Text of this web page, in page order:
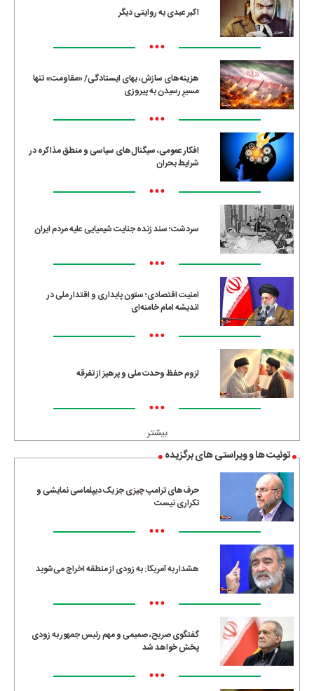
اکبر عبدی به روایتی دیگر
•••
هزینه‌های سازش، بهای ایستادگی/ «مقاومت» تنها
مسیرِ رسیدن به پیروزی
•••
افکار عمومی، سیگنال‌های سیاسی و منطق مذاکره در
شرایط بحران
•••
سردشت؛ سند زنده جنایت شیمیایی علیه مردم ایران
•••
امنیت اقتصادی؛ ستون پایداری و اقتدار ملی در
اندیشه امام خامنه‌ای
•••
لزوم حفظ وحدت ملی و پرهیز از تفرقه
•••
بیشتر
توئیت ها و ویراستی های برگزیده
حرف‌های ترامپ چیزی جز یک دیپلماسی نمایشی و
تکراری نیست
•••
هشدار به آمریکا: به زودی از منطقه اخراج می‌شوید
•••
گفتگوی صریح، صمیمی و مهم رئیس جمهور به زودی
پخش خواهد شد
•••